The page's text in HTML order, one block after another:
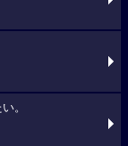
。